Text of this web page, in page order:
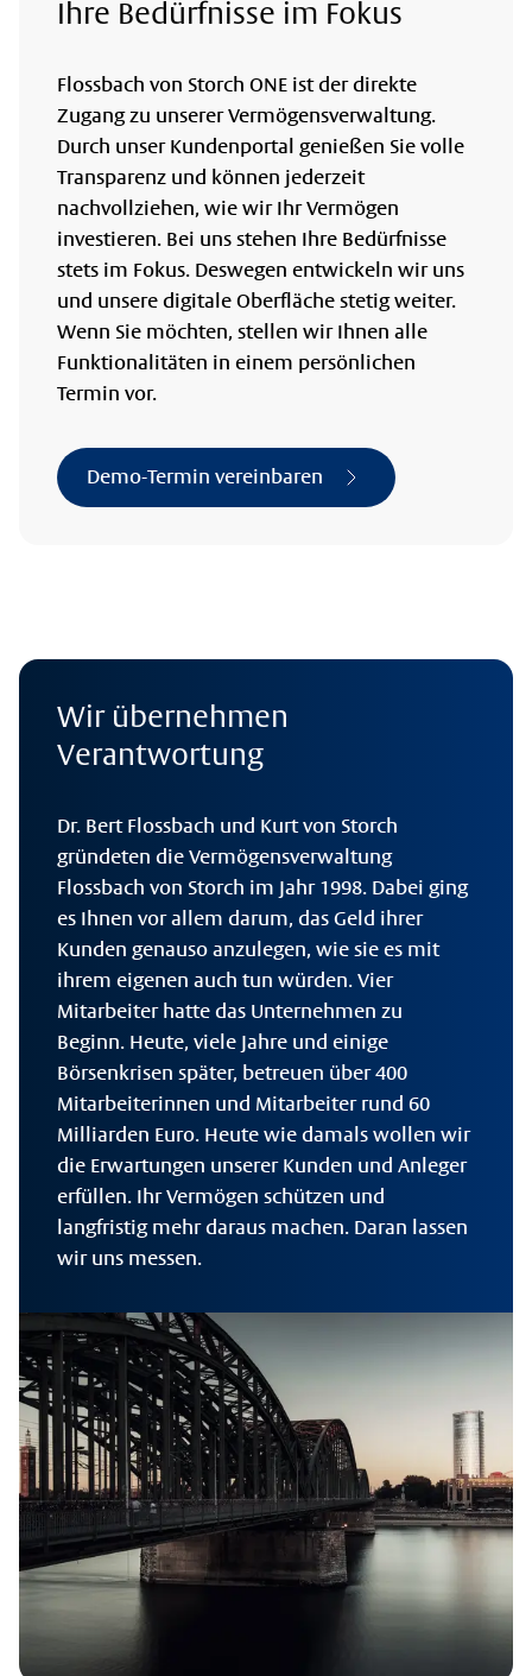
Ihre Bedürfnisse im Fokus
Flossbach von Storch ONE ist der direkte
Zugang zu unserer Vermögensverwaltung.
Durch unser Kundenportal genießen Sie volle
Transparenz und können jederzeit
nachvollziehen, wie wir Ihr Vermögen
investieren. Bei uns stehen Ihre Bedürfnisse
stets im Fokus. Deswegen entwickeln wir uns
und unsere digitale Oberfläche stetig weiter.
Wenn Sie möchten, stellen wir Ihnen alle
Funktionalitäten in einem persönlichen
Termin vor.
Demo-Termin vereinbaren
Wir übernehmen
Verantwortung
Dr. Bert Flossbach und Kurt von Storch
gründeten die Vermögensverwaltung
Flossbach von Storch im Jahr 1998. Dabei ging
es Ihnen vor allem darum, das Geld ihrer
Kunden genauso anzulegen, wie sie es mit
ihrem eigenen auch tun würden. Vier
Mitarbeiter hatte das Unternehmen zu
Beginn. Heute, viele Jahre und einige
Börsenkrisen später, betreuen über 400
Mitarbeiterinnen und Mitarbeiter rund 60
Milliarden Euro. Heute wie damals wollen wir
die Erwartungen unserer Kunden und Anleger
erfüllen. Ihr Vermögen schützen und
langfristig mehr daraus machen. Daran lassen
wir uns messen.